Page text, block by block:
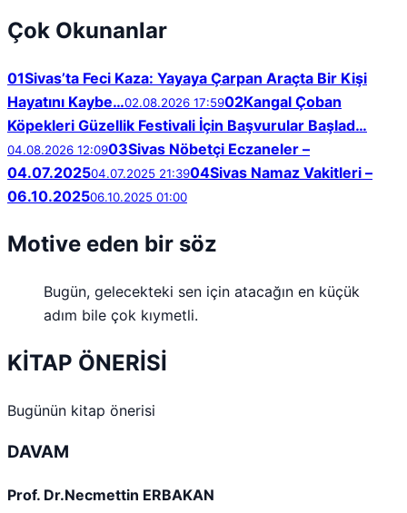
Çok Okunanlar
01Sivas’ta Feci Kaza: Yayaya Çarpan Araçta Bir Kişi
Hayatını Kaybe…02.08.2026 17:5902Kangal Çoban
Köpekleri Güzellik Festivali İçin Başvurular Başlad…
04.08.2026 12:0903Sivas Nöbetçi Eczaneler –
04.07.202504.07.2025 21:3904Sivas Namaz Vakitleri –
06.10.202506.10.2025 01:00
Motive eden bir söz
Bugün, gelecekteki sen için atacağın en küçük
adım bile çok kıymetli.
KİTAP ÖNERİSİ
Bugünün kitap önerisi
DAVAM
Prof. Dr.Necmettin ERBAKAN